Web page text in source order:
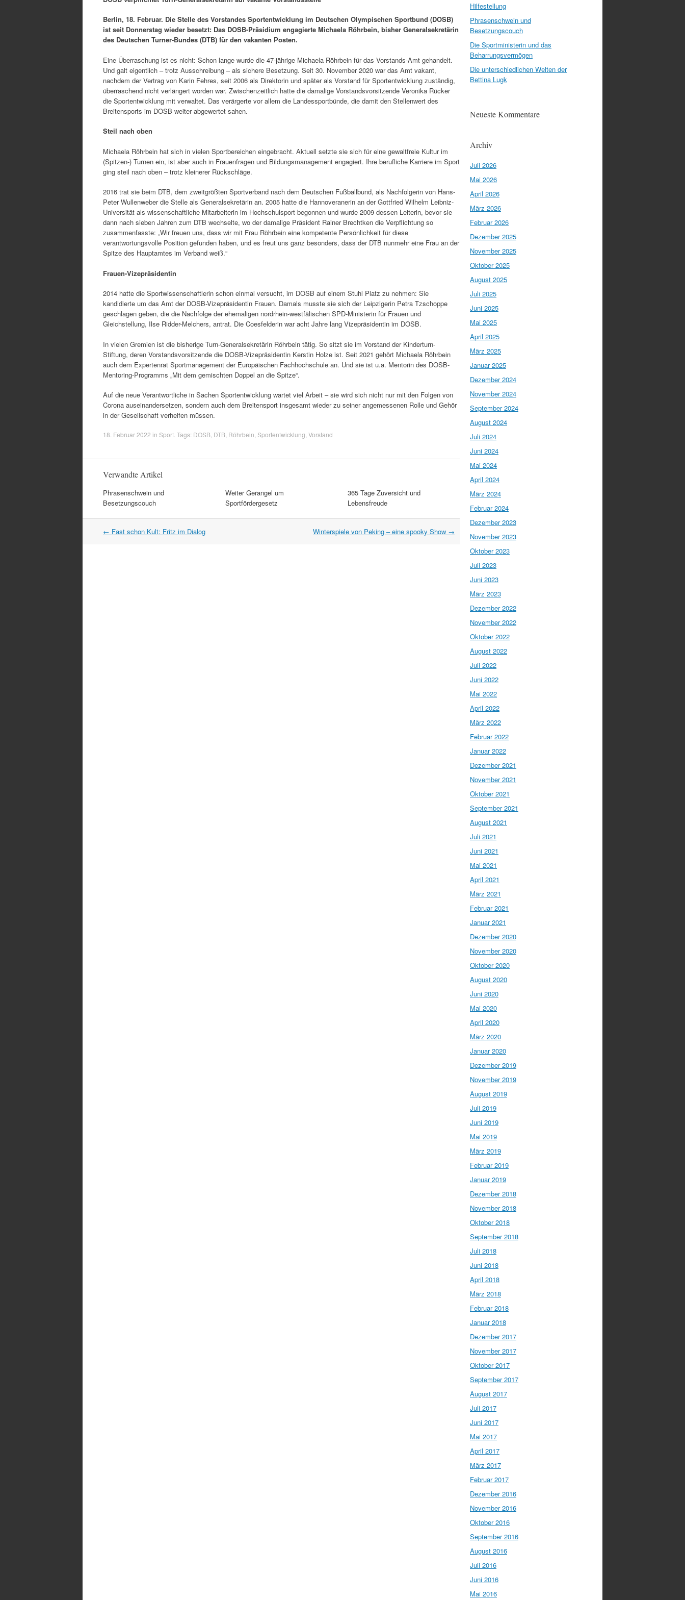
Berlin, 18. Februar. Die Stelle des Vorstandes Sportentwicklung im Deutschen Olympischen Sportbund (DOSB)
ist seit Donnerstag wieder besetzt: Das DOSB-Präsidium engagierte Michaela Röhrbein, bisher Generalsekretärin
des Deutschen Turner-Bundes (DTB) für den vakanten Posten.
Eine Überraschung ist es nicht: Schon lange wurde die 47-jährige Michaela Röhrbein für das Vorstands-Amt gehandelt.
Und galt eigentlich – trotz Ausschreibung – als sichere Besetzung. Seit 30. November 2020 war das Amt vakant,
nachdem der Vertrag von Karin Fehres, seit 2006 als Direktorin und später als Vorstand für Sportentwicklung zuständig,
überraschend nicht verlängert worden war. Zwischenzeitlich hatte die damalige Vorstandsvorsitzende Veronika Rücker
die Sportentwicklung mit verwaltet. Das verärgerte vor allem die Landessportbünde, die damit den Stellenwert des
Breitensports im DOSB weiter abgewertet sahen.
Steil nach oben
Michaela Röhrbein hat sich in vielen Sportbereichen eingebracht. Aktuell setzte sie sich für eine gewaltfreie Kultur im
(Spitzen-) Turnen ein, ist aber auch in Frauenfragen und Bildungsmanagement engagiert. Ihre berufliche Karriere im Sport
ging steil nach oben – trotz kleinerer Rückschläge.
2016 trat sie beim DTB, dem zweitgrößten Sportverband nach dem Deutschen Fußballbund, als Nachfolgerin von Hans-
Peter Wullenweber die Stelle als Generalsekretärin an. 2005 hatte die Hannoveranerin an der Gottfried Wilhelm Leibniz-
Universität als wissenschaftliche Mitarbeiterin im Hochschulsport begonnen und wurde 2009 dessen Leiterin, bevor sie
dann nach sieben Jahren zum DTB wechselte, wo der damalige Präsident Rainer Brechtken die Verpflichtung so
zusammenfasste: „Wir freuen uns, dass wir mit Frau Röhrbein eine kompetente Persönlichkeit für diese
verantwortungsvolle Position gefunden haben, und es freut uns ganz besonders, dass der DTB nunmehr eine Frau an der
Spitze des Hauptamtes im Verband weiß.“
Frauen-Vizepräsidentin
2014 hatte die Sportwissenschaftlerin schon einmal versucht, im DOSB auf einem Stuhl Platz zu nehmen: Sie
kandidierte um das Amt der DOSB-Vizepräsidentin Frauen. Damals musste sie sich der Leipzigerin Petra Tzschoppe
geschlagen geben, die die Nachfolge der ehemaligen nordrhein-westfälischen SPD-Ministerin für Frauen und
Gleichstellung, Ilse Ridder-Melchers, antrat. Die Coesfelderin war acht Jahre lang Vizepräsidentin im DOSB.
In vielen Gremien ist die bisherige Turn-Generalsekretärin Röhrbein tätig. So sitzt sie im Vorstand der Kinderturn-
Stiftung, deren Vorstandsvorsitzende die DOSB-Vizepräsidentin Kerstin Holze ist. Seit 2021 gehört Michaela Röhrbein
auch dem Expertenrat Sportmanagement der Europäischen Fachhochschule an. Und sie ist u.a. Mentorin des DOSB-
Mentoring-Programms „Mit dem gemischten Doppel an die Spitze“.
Auf die neue Verantwortliche in Sachen Sportentwicklung wartet viel Arbeit – sie wird sich nicht nur mit den Folgen von
Corona auseinandersetzen, sondern auch dem Breitensport insgesamt wieder zu seiner angemessenen Rolle und Gehör
in der Gesellschaft verhelfen müssen.
18. Februar 2022 in Sport . Tags: DOSB DTB Röhrbein Sportentwicklung Vorstand
Verwandte Artikel
Phrasenschwein und
Besetzungscouch
Weiter Gerangel um
Sportfördergesetz
365 Tage Zuversicht und
Lebensfreude
Artikel
← Fast schon Kult: Fritz im Dialog Winterspiele von Peking – eine spooky Show →
Hilfestellung
Phrasenschwein und
Besetzungscouch
Die Sportministerin und das
Beharrungsvermögen
Die unterschiedlichen Welten der
Bettina Lugk
Neueste Kommentare
Archiv
Juli 2026
Mai 2026
April 2026
März 2026
Februar 2026
Dezember 2025
November 2025
Oktober 2025
August 2025
Juli 2025
Juni 2025
Mai 2025
April 2025
März 2025
Januar 2025
Dezember 2024
November 2024
September 2024
August 2024
Juli 2024
Juni 2024
Mai 2024
April 2024
März 2024
Februar 2024
Dezember 2023
November 2023
Oktober 2023
Juli 2023
Juni 2023
März 2023
Dezember 2022
November 2022
Oktober 2022
August 2022
Juli 2022
Juni 2022
Mai 2022
April 2022
März 2022
Februar 2022
Januar 2022
Dezember 2021
November 2021
Oktober 2021
September 2021
August 2021
Juli 2021
Juni 2021
Mai 2021
April 2021
März 2021
Februar 2021
Januar 2021
Dezember 2020
November 2020
Oktober 2020
August 2020
Juni 2020
Mai 2020
April 2020
März 2020
Januar 2020
Dezember 2019
November 2019
August 2019
Juli 2019
Juni 2019
Mai 2019
März 2019
Februar 2019
Januar 2019
Dezember 2018
November 2018
Oktober 2018
September 2018
Juli 2018
Juni 2018
April 2018
März 2018
Februar 2018
Januar 2018
Dezember 2017
November 2017
Oktober 2017
September 2017
August 2017
Juli 2017
Juni 2017
Mai 2017
April 2017
März 2017
Februar 2017
Dezember 2016
November 2016
Oktober 2016
September 2016
August 2016
Juli 2016
Juni 2016
Mai 2016